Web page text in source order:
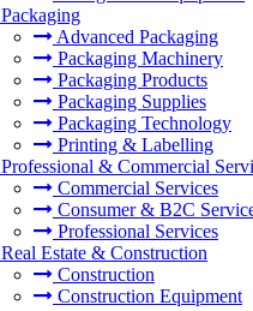
Packaging
Advanced Packaging
Packaging Machinery
Packaging Products
Packaging Supplies
Packaging Technology
Printing & Labelling
Professional & Commercial
Commercial Services
Consumer & B2C
Professional Services
Real Estate & Construction
Construction
Construction Equipment